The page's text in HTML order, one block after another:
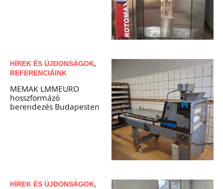
HÍREK ÉS ÚJDONSÁGOK,
REFERENCIÁINK
MEMAK LMMEURO
hosszformázó
berendezés Budapesten
HÍREK ÉS ÚJDONSÁGOK,